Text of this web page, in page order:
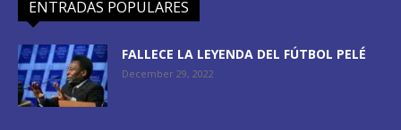
ENTRADAS POPULARES
FALLECE LA LEYENDA DEL FÚTBOL PELÉ
December 29, 2022